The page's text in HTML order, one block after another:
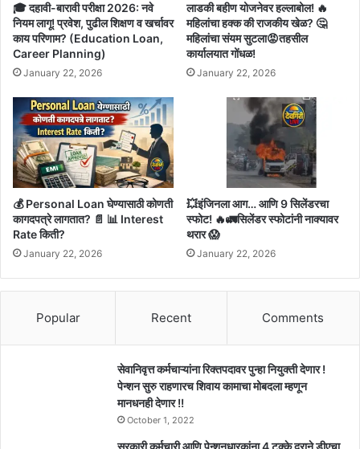
🎓 दहावी-बारावी परीक्षा 2026: नवे
नियम लागू! प्रवेश, पुढील शिक्षण व खर्चावर
काय परिणाम? (Education Loan,
Career Planning)
January 22, 2026
लाडकी बहीण योजनेवर हल्लाबोल! 🔥
महिलांचा हक्क की राजकीय खेळ? 🤔
महिलांचा संयम सुटला😡तहसील
कार्यालयात गोंधळ!
January 22, 2026
💰 Personal Loan घेण्यासाठी कोणती
कागदपत्रे लागतात? 📄 📊 Interest
Rate किती?
January 22, 2026
💥इंजिनला आग… आणि 9 सिलेंडरचा
स्फोट! 🔥🚛सिलेंडर स्फोटांनी नाक्यावर
थरार 😱
January 22, 2026
Popular Recent Comments
सेवानिवृत्त कर्मचाऱ्यांना रिक्तपदावर पुन्हा नियुक्ती देणार !
पेन्शन सुरु राहणारच शिवाय कामाचा मोबदला म्हणून
मानधनही देणार !!
October 1, 2022